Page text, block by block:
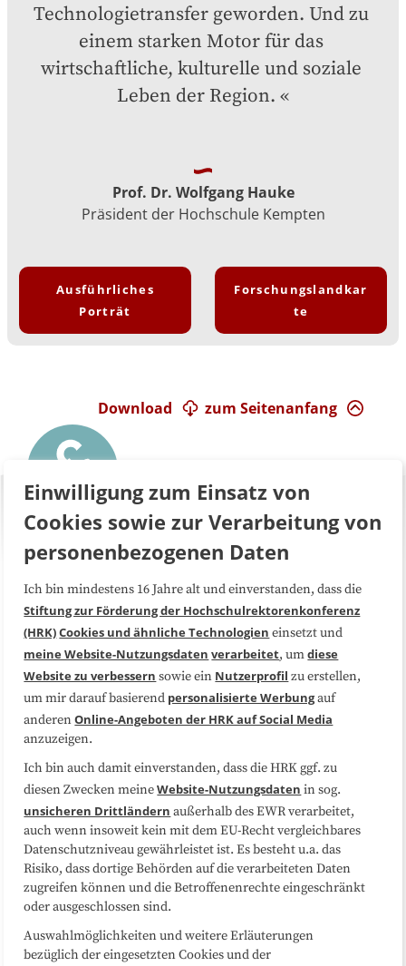
Technologietransfer geworden. Und zu
einem starken Motor für das
wirtschaftliche, kulturelle und soziale
Leben der Region.
Prof. Dr. Wolfgang Hauke
Präsident der Hochschule Kempten
Ausführliches
Porträt
Forschungslandkar
te
zum Seitenanfang
Download
Über uns FAQ
Medienarbeit Kooperationen
Datenschutzerklärung Impressum
Sitemap
Folgen Sie uns
Einwilligung zum Einsatz von
Cookies sowie zur Verarbeitung von
personenbezogenen Daten
Ich bin mindestens 16 Jahre alt und einverstanden, dass die
Stiftung zur Förderung der Hochschulrektorenkonferenz
(HRK)Cookies und ähnliche Technologien einsetzt und
meine Website-Nutzungsdaten verarbeitet, umdiese
Website zu verbessern sowie ein Nutzerprofil zu erstellen,
um mir darauf basierend personalisierte Werbungauf
anderenOnline-Angeboten der HRK auf Social Media
anzuzeigen.
Ich bin auch damit einverstanden, dass die HRK ggf. zu
diesen Zwecken meineWebsite-Nutzungsdaten in sog.
unsicheren Drittländern außerhalb des EWR verarbeitet,
auch wenn insoweit kein mit dem EU-Recht vergleichbares
Datenschutzniveau gewährleistet ist. Es besteht u.a. das
Risiko, dass dortige Behörden auf die verarbeiteten Daten
zugreifen können und die Betroffenenrechte eingeschränkt
oder ausgeschlossen sind.
Auswahlmöglichkeiten und weitere Erläuterungen
bezüglich der eingesetzten Cookies und der